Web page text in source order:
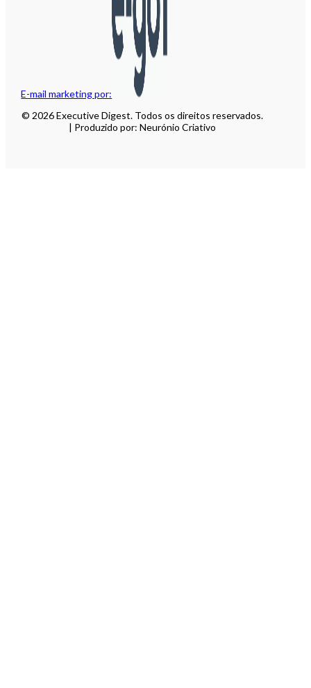
E-mail marketing por:
© 2026 Executive Digest. Todos os direitos reservados.
| Produzido por: Neurónio Criativo